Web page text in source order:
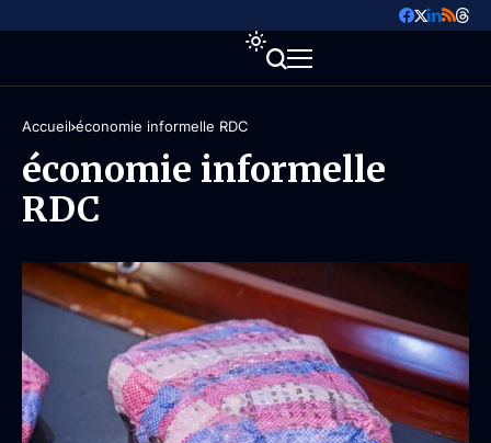
Accueil économie informelle RDC
économie informelle
RDC